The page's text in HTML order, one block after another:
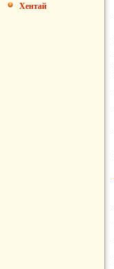
Хентай